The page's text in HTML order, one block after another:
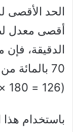
الحد الأقصى
الدقيقة،
(126 = 180 × 0.70).
باستخدام